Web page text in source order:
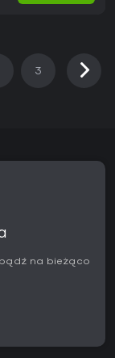
3
na bieżąco